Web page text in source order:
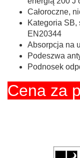
Całoroczne,
Kategoria SB,
EN20344
Absorpcja na
Podeszwa
Podnosek
Cena za